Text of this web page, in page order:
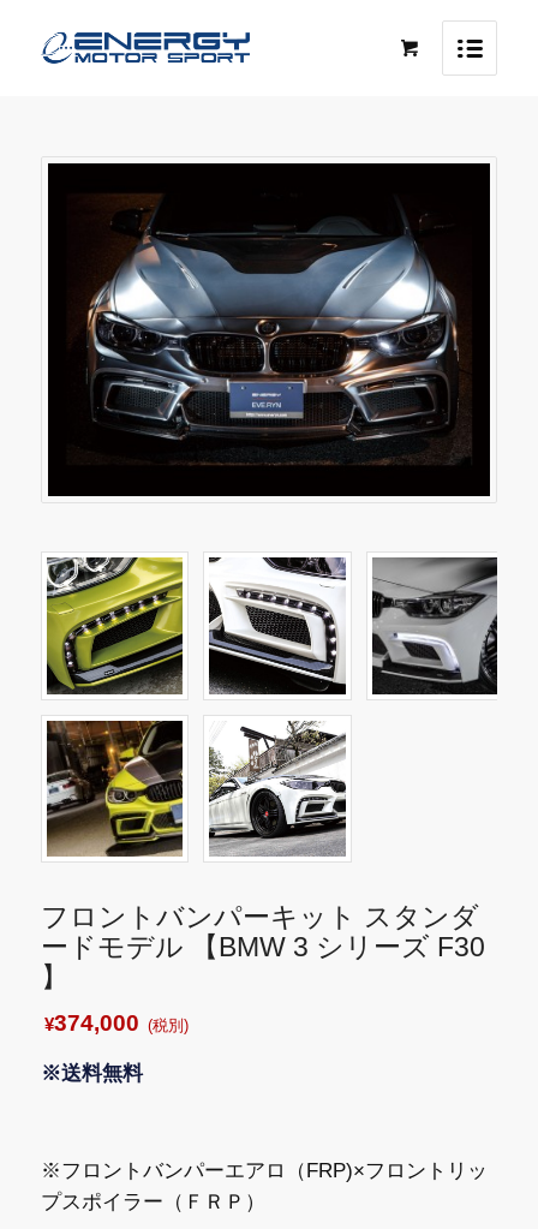
フロントバンパーキット スタンダ
ードモデル 【BMW 3 シリーズ F30
】
¥374,000 (税別)
※送料無料
※フロントバンパーエアロ（FRP)×フロントリッ
プスポイラー（ＦＲＰ）